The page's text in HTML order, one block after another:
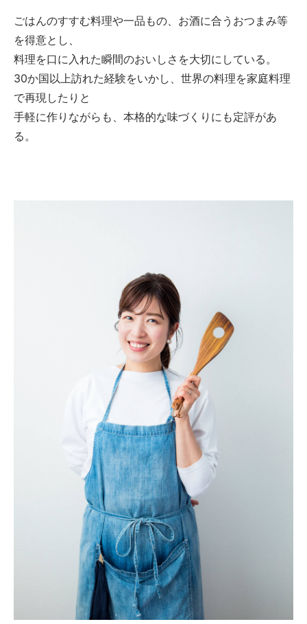
ごはんのすすむ料理や一品もの、お酒に合うおつまみ等
を得意とし、
料理を口に入れた瞬間のおいしさを大切にしている。
30か国以上訪れた経験をいかし、世界の料理を家庭料理
で再現したりと
手軽に作りながらも、本格的な味づくりにも定評があ
る。